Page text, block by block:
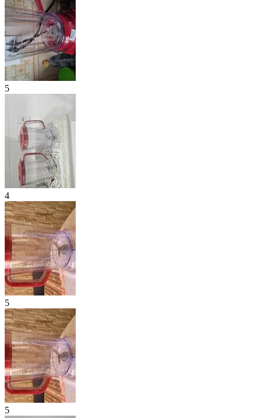
5
4
5
5